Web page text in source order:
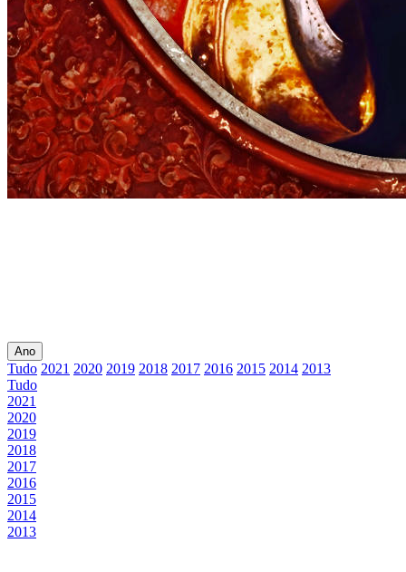
Ano
Tudo 2021 2020 2019 2018 2017 2016 2015 2014 2013
Tudo
2021
2020
2019
2018
2017
2016
2015
2014
2013